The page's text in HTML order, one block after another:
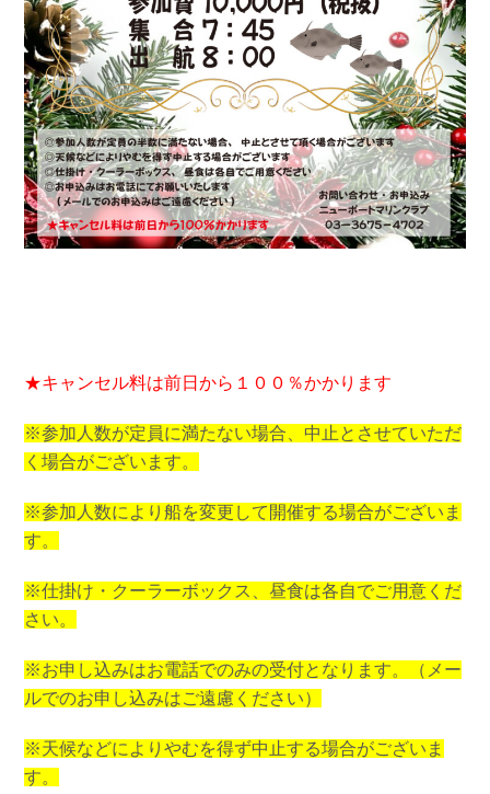
★キャンセル料は前日から１００％かかります
※参加人数が定員に満たない場合、中止とさせていただ
く場合がございます。
※参加人数により船を変更して開催する場合がございま
す。
※仕掛け・クーラーボックス、昼食は各自でご用意くだ
さい。
※お申し込みはお電話でのみの受付となります。（メー
ルでのお申し込みはご遠慮ください）
※天候などによりやむを得ず中止する場合がございま
す。